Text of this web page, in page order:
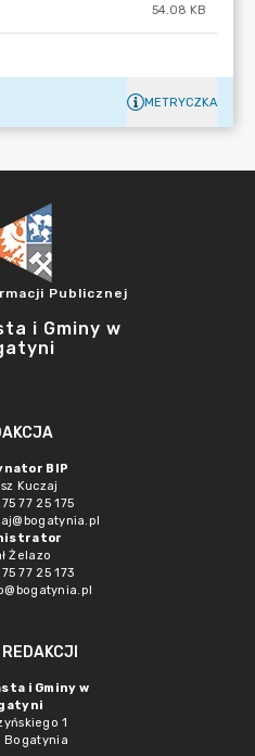
54.08 KB
METRYCZKA
Publicznej
i Gminy w
BIP
Kuczaj
77 25 175
Żelazo
77 25 173
i Gminy w
1
Bogatynia